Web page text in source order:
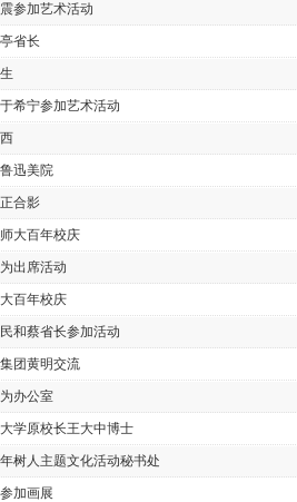
参加艺术活动
省长
希宁参加艺术活动
迅美院
合影
大百年校庆
出席活动
百年校庆
和蔡省长参加活动
团黄明交流
办公室
学原校长王大中博士
树人主题文化活动秘书处
加画展